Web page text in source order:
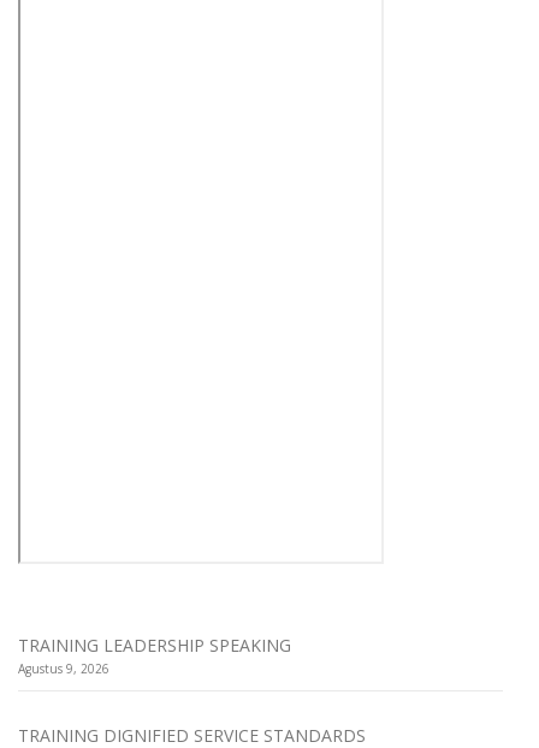
TRAINING LEADERSHIP SPEAKING
Agustus 9, 2026
TRAINING DIGNIFIED SERVICE STANDARDS